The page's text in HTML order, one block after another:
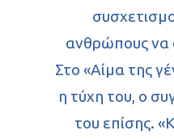
ανθρώπους να
Στο «Αίμα της
η τύχη του, ο
του επίσης.